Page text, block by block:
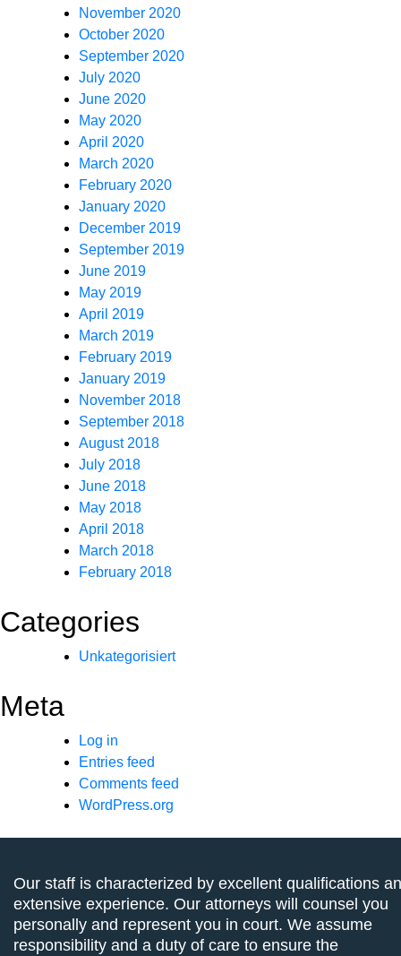
November 2020
October 2020
September 2020
July 2020
June 2020
May 2020
April 2020
March 2020
February 2020
January 2020
December 2019
September 2019
June 2019
May 2019
April 2019
March 2019
February 2019
January 2019
November 2018
September 2018
August 2018
July 2018
June 2018
May 2018
April 2018
March 2018
February 2018
Categories
Unkategorisiert
Meta
Log in
Entries feed
Comments feed
WordPress.org
Our staff is characterized by excellent qualifications
extensive experience. Our attorneys will counsel you
personally and represent you in court. We assume
responsibility and a duty of care to ensure the